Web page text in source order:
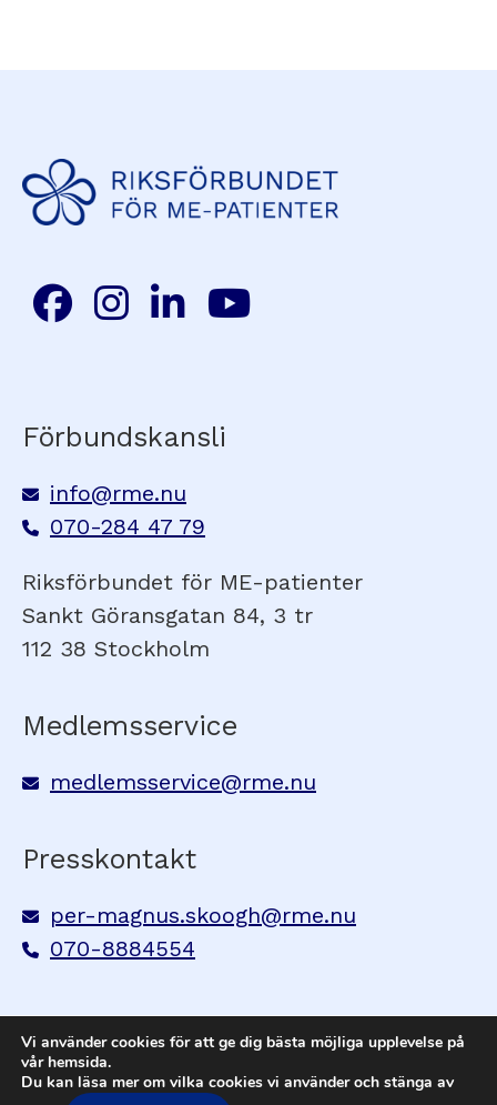
Förbundskansli
info@rme.nu
070-284 47 79
Riksförbundet för ME-patienter
Sankt Göransgatan 84, 3 tr
112 38 Stockholm
Medlemsservice
medlemsservice@rme.nu
Presskontakt
per-magnus.skoogh@rme.nu
070-8884554
Vi använder cookies för att ge dig bästa möjliga upplevelse på
vår hemsida.
Du kan läsa mer om vilka cookies vi använder och stänga av